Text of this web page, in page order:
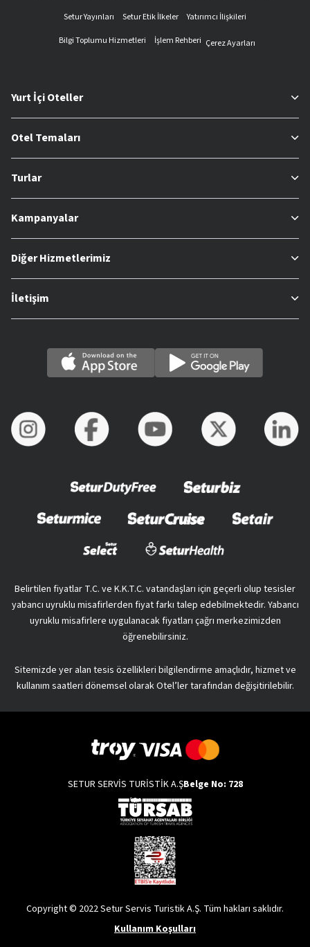
Setur Yayınları
Setur Etik İlkeler
Yatırımcı İlişkileri
Bilgi Toplumu Hizmetleri
İşlem Rehberi Çerez Ayarları
Yurt İçi Oteller
Otel Temaları
Turlar
Kampanyalar
Diğer Hizmetlerimiz
İletişim
Belirtilen fiyatlar T.C. ve K.K.T.C. vatandaşları için geçerli olup tesisler
yabancı uyruklu misafirlerden fiyat farkı talep edebilmektedir. Yabancı
uyruklu misafirlere uygulanacak fiyatları çağrı merkezimizden
öğrenebilirsiniz.
Sitemizde yer alan tesis özellikleri bilgilendirme amaçlıdır, hizmet ve
kullanım saatleri dönemsel olarak Otel’ler tarafından değişitirilebilir.
SETUR SERVİS TURİSTİK A.ŞBelge No: 728
Copyright © 2022 Setur Servis Turistik A.Ş. Tüm hakları saklıdır.
Kullanım Koşulları